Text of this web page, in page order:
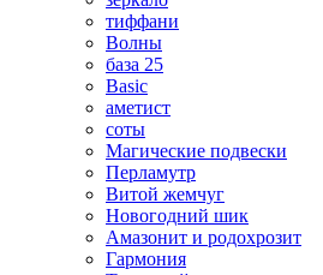
тиффани
Волны
база 25
Basic
аметист
соты
Магические подвески
Перламутр
Витой жемчуг
Новогодний шик
Амазонит и родохрозит
Гармония